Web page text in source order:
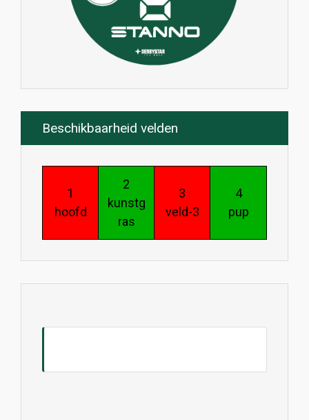
Beschikbaarheid velden
1
hoofd
2
kunstg
ras
3
veld-3
4
pup